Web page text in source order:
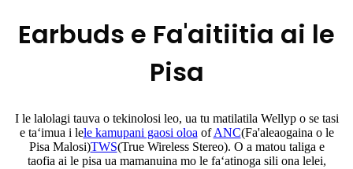
Earbuds e Fa'aitiitia ai le
Pisa
I le lalolagi tauva o tekinolosi leo, ua tu matilatila Wellyp o se tasi
e taʻimua i lele kamupani gaosi oloaofANC(Fa'aleaogaina o le
Pisa Malosi)TWS(True Wireless Stereo). O a matou taliga e
taofia ai le pisa ua mamanuina mo le faʻatinoga sili ona lelei,